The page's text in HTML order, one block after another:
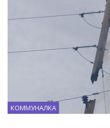
КОММУНАЛКА